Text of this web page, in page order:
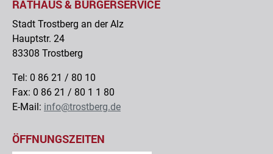
RATHAUS & BÜRGERSERVICE
Stadt Trostberg an der Alz
Hauptstr. 24
83308 Trostberg
Tel: 0 86 21 / 80 10
Fax: 0 86 21 / 80 1 1 80
E-Mail: info@trostberg.de
ÖFFNUNGSZEITEN